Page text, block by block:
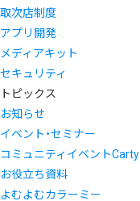
取次店制度
アプリ開発
メディアキット
セキュリティ
トピックス
お知らせ
イベント・セミナー
コミュニティイベントCarty
お役立ち資料
よむよむカラーミー